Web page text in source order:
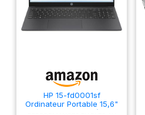
HP 15-fd0001sf
Ordinateur Portable 15,6"
FHD, PC Portable (Intel